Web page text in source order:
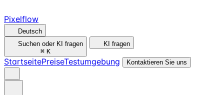
Pixelflow
Deutsch
Suchen oder KI fragen
⌘ K
KI fragen
StartseitePreiseTestumgebung Kontaktieren Sie uns